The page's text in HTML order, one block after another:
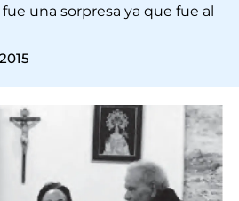
una sorpresa ya que fue al